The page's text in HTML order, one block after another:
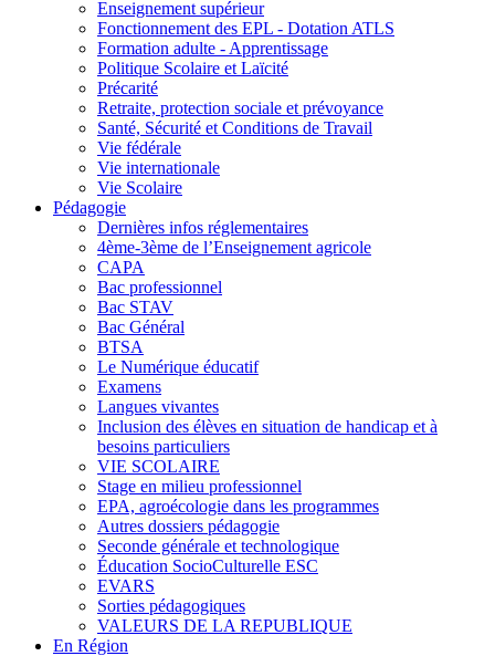
Enseignement supérieur
Fonctionnement des EPL - Dotation ATLS
Formation adulte - Apprentissage
Politique Scolaire et Laïcité
Précarité
Retraite, protection sociale et prévoyance
Santé, Sécurité et Conditions de Travail
Vie fédérale
Vie internationale
Vie Scolaire
Pédagogie
Dernières infos réglementaires
4ème-3ème de l’Enseignement agricole
CAPA
Bac professionnel
Bac STAV
Bac Général
BTSA
Le Numérique éducatif
Examens
Langues vivantes
Inclusion des élèves en situation de handicap et à
besoins particuliers
VIE SCOLAIRE
Stage en milieu professionnel
EPA, agroécologie dans les programmes
Autres dossiers pédagogie
Seconde générale et technologique
Éducation SocioCulturelle ESC
EVARS
Sorties pédagogiques
VALEURS DE LA REPUBLIQUE
En Région